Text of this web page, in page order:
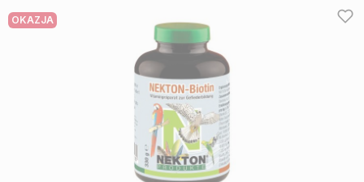
OKAZJA